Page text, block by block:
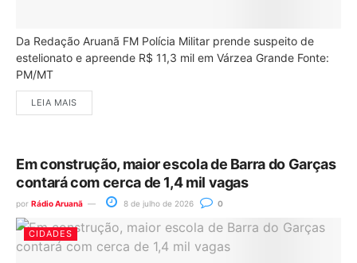
Da Redação Aruanã FM Polícia Militar prende suspeito de
estelionato e apreende R$ 11,3 mil em Várzea Grande Fonte:
PM/MT
LEIA MAIS
Em construção, maior escola de Barra do Garças
contará com cerca de 1,4 mil vagas
por Rádio Aruanã 8 de julho de 2026 0
CIDADES